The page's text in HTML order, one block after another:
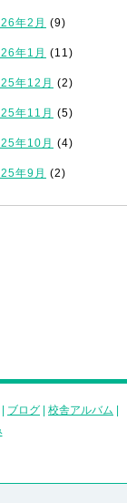
年2月 (9)
年1月 (11)
年12月 (2)
年11月 (5)
年10月 (4)
年9月 (2)
ブログ 校舎アルバム